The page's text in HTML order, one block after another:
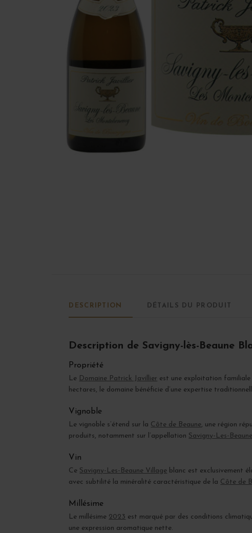
DESCRIPTION DÉTAILS DU PRODUIT
Description de Savigny-lès-Beaune
Propriété
Le Domaine Patrick Javillier est une exploitation familiale
hectares, le domaine bénéficie d’une expertise
Vignoble
Le vignoble s’étend sur la Côte de Beaune, une région
produits, notamment sur l’appellation Savigny-Les-Beaune
Vin
Ce Savigny-Les-Beaune Village blanc est exclusivement
avec subtilité la minéralité caractéristique de la Côte de
Millésime
Le millésime 2023 est marqué par des conditions
une expression aromatique nette.